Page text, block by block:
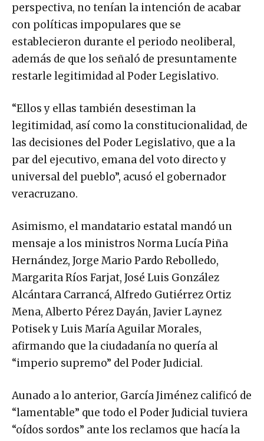
perspectiva, no tenían la intención de acabar
con políticas impopulares que se
establecieron durante el periodo neoliberal,
además de que los señaló de presuntamente
restarle legitimidad al Poder Legislativo.
“Ellos y ellas también desestiman la
legitimidad, así como la constitucionalidad, de
las decisiones del Poder Legislativo, que a la
par del ejecutivo, emana del voto directo y
universal del pueblo”, acusó el gobernador
veracruzano.
Asimismo, el mandatario estatal mandó un
mensaje a los ministros Norma Lucía Piña
Hernández, Jorge Mario Pardo Rebolledo,
Margarita Ríos Farjat, José Luis González
Alcántara Carrancá, Alfredo Gutiérrez Ortiz
Mena, Alberto Pérez Dayán, Javier Laynez
Potisek y Luis María Aguilar Morales,
afirmando que la ciudadanía no quería al
“imperio supremo” del Poder Judicial.
Aunado a lo anterior, García Jiménez calificó de
“lamentable” que todo el Poder Judicial tuviera
“oídos sordos” ante los reclamos que hacía la